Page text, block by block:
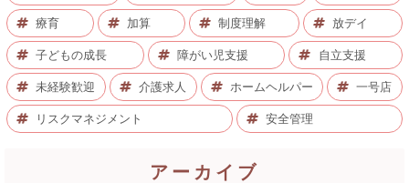
療育 加算 制度理解 放デイ
子どもの成長 障がい児支援 自立支援
未経験歓迎 介護求人 ホームヘルパー 一号店
リスクマネジメント 安全管理
アーカイブ